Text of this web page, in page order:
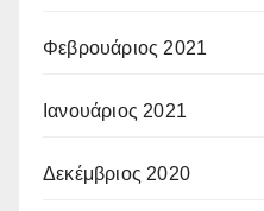
Φεβρουάριος 2021
Ιανουάριος 2021
Δεκέμβριος 2020